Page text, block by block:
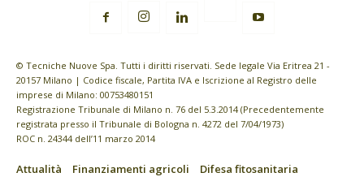
© Tecniche Nuove Spa. Tutti i diritti riservati. Sede legale Via Eritrea 21 -
20157 Milano | Codice fiscale, Partita IVA e Iscrizione al Registro delle
imprese di Milano: 00753480151
Registrazione Tribunale di Milano n. 76 del 5.3.2014 (Precedentemente
registrata presso il Tribunale di Bologna n. 4272 del 7/04/1973)
ROC n. 24344 dell’11 marzo 2014
Attualità Finanziamenti agricoli
Difesa fitosanitaria